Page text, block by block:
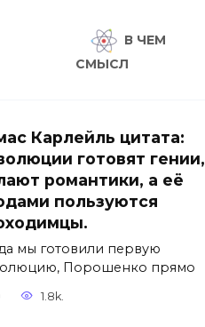
В ЧЕМ
СМЫСЛ
Карлейль цитата:
готовят гении,
романтики, а её
пользуются
мы готовили первую
Порошенко прямо
1.8k.